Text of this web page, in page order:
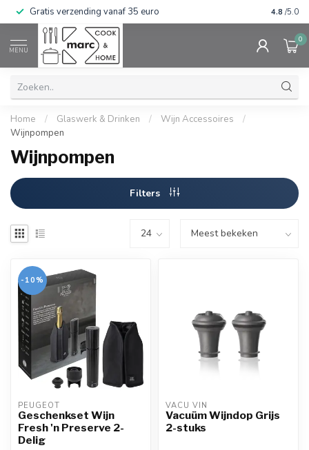
Gratis verzending vanaf 35 euro 4.8 /5.0
MENU
0
Home / Glaswerk & Drinken / Wijn Accessoires
/
Wijnpompen
Wijnpompen
Filters
-10%
PEUGEOT
Geschenkset Wijn
Fresh 'n Preserve 2-
Delig
VACU VIN
Vacuüm Wijndop Grijs
2-stuks